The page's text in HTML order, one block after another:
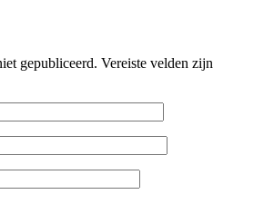
gepubliceerd. Vereiste velden zijn